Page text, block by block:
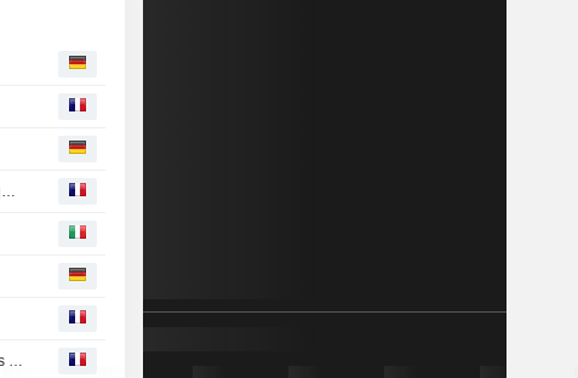
Point marchés-L'Europe finit en ordre dispersé, face aux craintes sur la politique monétaire
CAC 40 : La Bourse de Paris termine dans le vert, entre résultats d'entreprises et Moyen-Orient